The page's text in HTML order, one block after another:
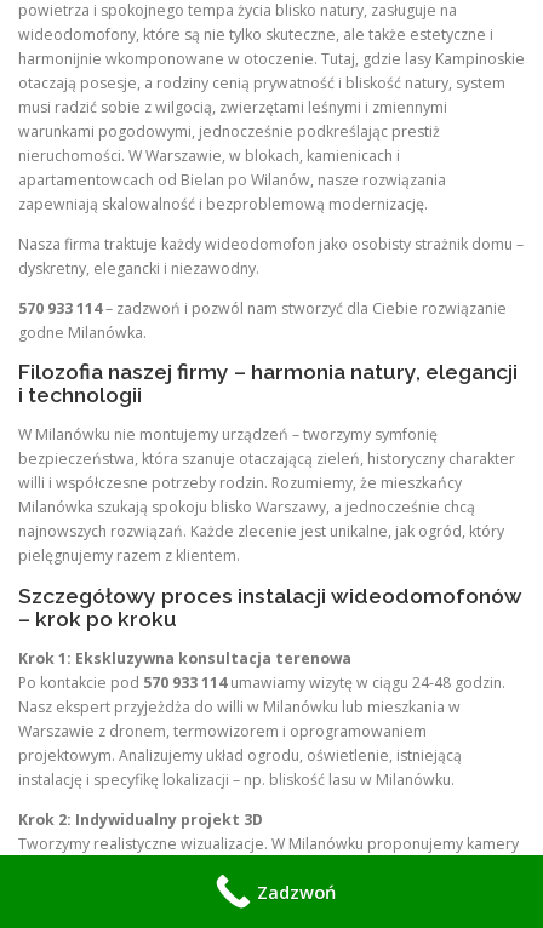
powietrza i spokojnego tempa życia blisko natury, zasługuje na
wideodomofony, które są nie tylko skuteczne, ale także estetyczne i
harmonijnie wkomponowane w otoczenie. Tutaj, gdzie lasy Kampinoskie
otaczają posesje, a rodziny cenią prywatność i bliskość natury, system
musi radzić sobie z wilgocią, zwierzętami leśnymi i zmiennymi
warunkami pogodowymi, jednocześnie podkreślając prestiż
nieruchomości. W Warszawie, w blokach, kamienicach i
apartamentowcach od Bielan po Wilanów, nasze rozwiązania
zapewniają skalowalność i bezproblemową modernizację.
Nasza firma traktuje każdy wideodomofon jako osobisty strażnik domu –
dyskretny, elegancki i niezawodny.
570 933 114– zadzwoń i pozwól nam stworzyć dla Ciebie rozwiązanie
godne Milanówka.
Filozofia naszej firmy – harmonia natury, elegancji
i technologii
W Milanówku nie montujemy urządzeń – tworzymy symfonię
bezpieczeństwa, która szanuje otaczającą zieleń, historyczny charakter
willi i współczesne potrzeby rodzin. Rozumiemy, że mieszkańcy
Milanówka szukają spokoju blisko Warszawy, a jednocześnie chcą
najnowszych rozwiązań. Każde zlecenie jest unikalne, jak ogród, który
pielęgnujemy razem z klientem.
Szczegółowy proces instalacji wideodomofonów
– krok po kroku
Krok 1: Ekskluzywna konsultacja terenowa
Po kontakcie pod 570 933 114umawiamy wizytę w ciągu 24-48 godzin.
Nasz ekspert przyjeżdża do willi w Milanówku lub mieszkania w
Warszawie z dronem, termowizorem i oprogramowaniem
projektowym. Analizujemy układ ogrodu, oświetlenie, istniejącą
instalację i specyfikę lokalizacji – np. bliskość lasu w Milanówku.
Krok 2: Indywidualny projekt 3D
Tworzymy realistyczne wizualizacje. W Milanówku proponujemy kamery
stacje zewnętrzne w matowym wykończeniu pasującym do elewacji. W
Zadzwoń